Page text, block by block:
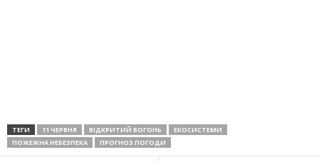
ТЕГИ 11 ЧЕРВНЯ ВІДКРИТИЙ ВОГОНЬ
ЕКОСИСТЕМИ
ПОЖЕЖНА НЕБЕЗПЕКА
ПРОГНОЗ ПОГОДИ